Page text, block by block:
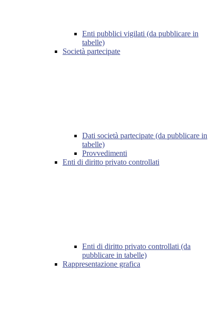
Enti pubblici vigilati (da pubblicare in
tabelle)
Società partecipate
Dati società partecipate (da pubblicare in
tabelle)
Provvedimenti
Enti di diritto privato controllati
Enti di diritto privato controllati (da
pubblicare in tabelle)
Rappresentazione grafica